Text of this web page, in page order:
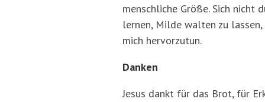
menschliche Größe. Sich nicht
lernen, Milde walten zu
mich hervorzutun.
Danken
Jesus dankt für das Brot, für